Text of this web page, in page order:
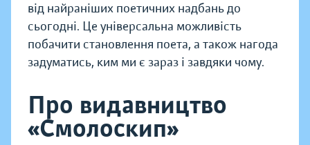
від найраніших поетичних надбань до
сьогодні. Це універсальна можливість
побачити становлення поета, а також нагода
задуматись, ким ми є зараз і завдяки чому.
Про видавництво
«Смолоскип»